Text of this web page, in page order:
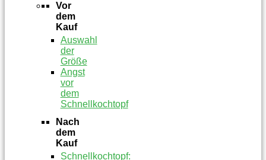
Vor
dem
Kauf
Auswahl
der
Größe
Angst
vor
dem
Schnellkochtopf
Nach
dem
Kauf
Schnellkochtopf: